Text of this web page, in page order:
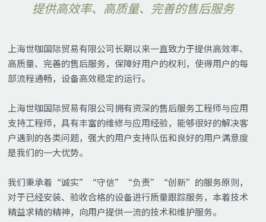
提供高效率、高质量、完善的售后服务
上海世咖国际贸易有限公司长期以来一直致力于提供高效率、
高质量、完善的售后服务，保障好用户的权利，使得用户的每
部流程通畅，设备高效稳定的运行。
上海世咖国际贸易有限公司拥有资深的售后服务工程师与应用
支持工程师，具有丰富的维修与应用经验，能够很好的解决客
户遇到的各类问题，强大的用户支持队伍和良好的用户满意度
是我们的一大优势。
我们秉承着“诚实”“守信”“负责”“创新”的服务原则，
对于已经安装、验收合格的设备进行质量跟踪服务，本着技术
精益求精的精神，向用户提供一流的技术和维护服务。